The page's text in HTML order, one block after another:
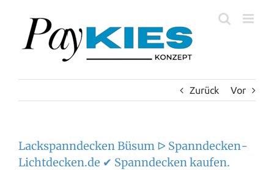
springen
Zurück Vor
Lackspanndecken Büsum ᐅ Spanndecken-
Lichtdecken.de ✔ Spanndecken kaufen.